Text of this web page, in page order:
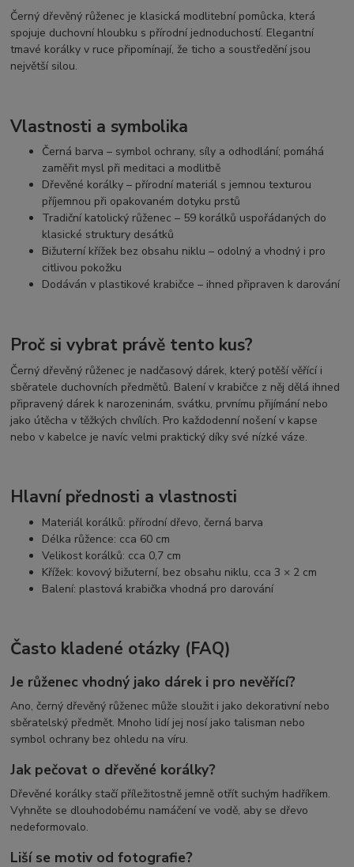
Černý dřevěný růženec je klasická modlitební pomůcka, která
spojuje duchovní hloubku s přírodní jednoduchostí. Elegantní
tmavé korálky v ruce připomínají, že ticho a soustředění jsou
největší silou.
Vlastnosti a symbolika
Černá barva – symbol ochrany, síly a odhodlání; pomáhá
zaměřit mysl při meditaci a modlitbě
Dřevěné korálky – přírodní materiál s jemnou texturou
příjemnou při opakovaném dotyku prstů
Tradiční katolický růženec – 59 korálků uspořádaných do
klasické struktury desátků
Bižuterní křížek bez obsahu niklu – odolný a vhodný i pro
citlivou pokožku
Dodáván v plastikové krabičce – ihned připraven k darování
Proč si vybrat právě tento kus?
Černý dřevěný růženec je nadčasový dárek, který potěší věřící i
sběratele duchovních předmětů. Balení v krabičce z něj dělá ihned
připravený dárek k narozeninám, svátku, prvnímu přijímání nebo
jako útěcha v těžkých chvílích. Pro každodenní nošení v kapse
nebo v kabelce je navíc velmi praktický díky své nízké váze.
Hlavní přednosti a vlastnosti
Materiál korálků: přírodní dřevo, černá barva
Délka růžence: cca 60 cm
Velikost korálků: cca 0,7 cm
Křížek: kovový bižuterní, bez obsahu niklu, cca 3 × 2 cm
Balení: plastová krabička vhodná pro darování
Často kladené otázky (FAQ)
Je růženec vhodný jako dárek i pro nevěřící?
Ano, černý dřevěný růženec může sloužit i jako dekorativní nebo
sběratelský předmět. Mnoho lidí jej nosí jako talisman nebo
symbol ochrany bez ohledu na víru.
Jak pečovat o dřevěné korálky?
Dřevěné korálky stačí příležitostně jemně otřít suchým hadříkem.
Vyhněte se dlouhodobému namáčení ve vodě, aby se dřevo
nedeformovalo.
Liší se motiv od fotografie?